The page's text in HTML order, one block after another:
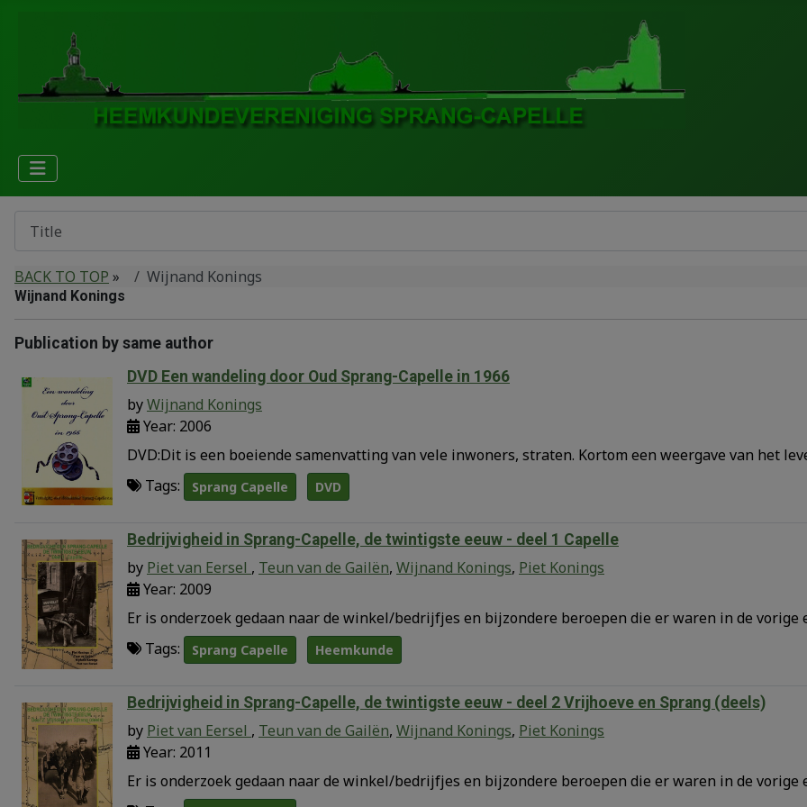
BACK TO TOP » Wijnand Konings
Wijnand Konings
Publication by same author
DVD Een wandeling door Oud Sprang-Capelle in 1966
byWijnand Konings
Year: 2006
DVD:Dit is een boeiende samenvatting van vele inwoners, straten. Kortom een weergave van het
Tags:
Sprang Capelle DVD
Bedrijvigheid in Sprang-Capelle, de twintigste eeuw - deel 1 Capelle
by Piet van Eersel , Teun van de Gailën, Wijnand Konings, Piet Konings
Year: 2009
Er is onderzoek gedaan naar de winkel/bedrijfjes en bijzondere beroepen die er waren in de vorige
Tags:
Sprang Capelle Heemkunde
Bedrijvigheid in Sprang-Capelle, de twintigste eeuw - deel 2 Vrijhoeve en Sprang (deels)
by Piet van Eersel , Teun van de Gailën, Wijnand Konings, Piet Konings
Year: 2011
Er is onderzoek gedaan naar de winkel/bedrijfjes en bijzondere beroepen die er waren in de vorige